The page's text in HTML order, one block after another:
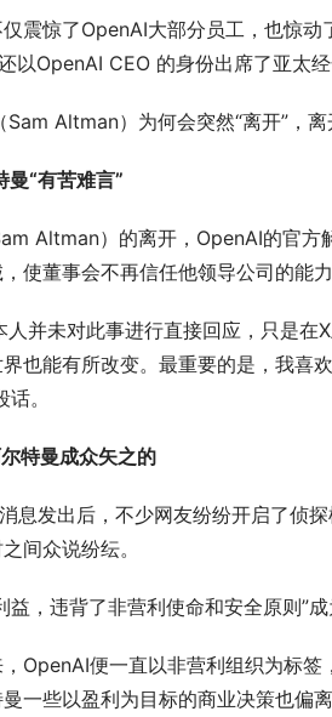
震惊了OpenAI大部分员工，也惊
以OpenAI CEO 的身份出席了亚太
Sam Altman）为何会突然“离开”，
曼“有苦难言”
Altman）的离开，OpenAI的官
使董事会不再信任他领导公司的能力
人并未对此事进行直接回应，只是
也能有所改变。最重要的是，我喜
。
特曼成众矢之的
息发出后，不少网友纷纷开启了侦
间众说纷纭。
益，违背了非营利使命和安全原则”成
OpenAI便一直以非营利组织为标
一些以盈利为目标的商业决策也偏